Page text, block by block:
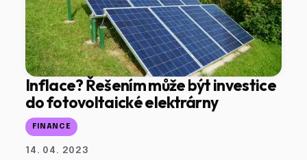
Inflace? Řešením může být investice
do fotovoltaické elektrárny
FINANCE
14. 04. 2023